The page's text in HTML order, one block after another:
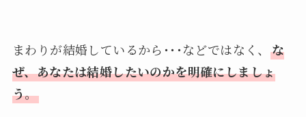
まわりが結婚しているから･･･などではなく、 な
ぜ、あなたは結婚したいのかを明確にしましょ
う。